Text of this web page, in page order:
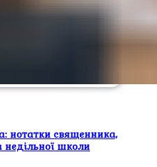
нотатки священника,
недільної школи